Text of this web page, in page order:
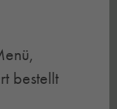
bestellt